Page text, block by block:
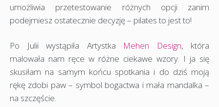
umożliwia przetestowanie różnych opcji zanim
podejmiesz ostatecznie decyzję – pilates to jest to!
Po Julii wystąpiła Artystka Mehen Design, która
malowała nam ręce w różne ciekawe wzory. I ja się
skusiłam na samym końcu spotkania i do dziś moją
rękę zdobi paw – symbol bogactwa i mała mandalka –
na szczęście.